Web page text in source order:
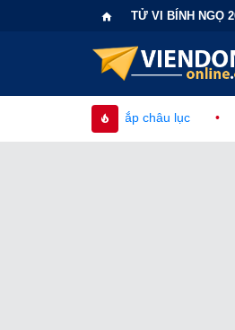
TỬ VI BÍNH NGỌ
Liệu 400 lá phiếu của